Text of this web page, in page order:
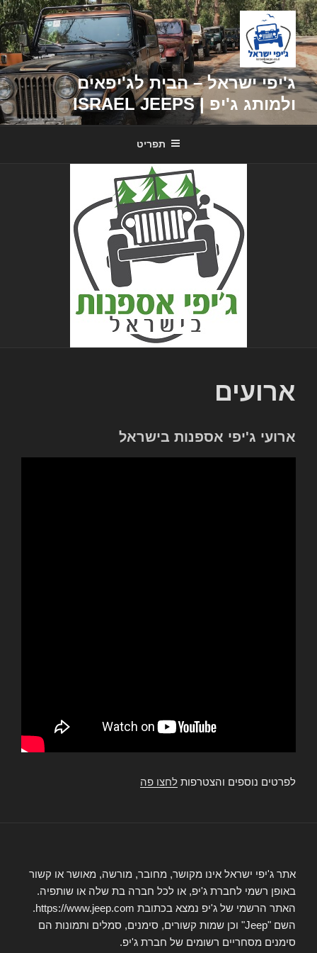
דילוג
לתוכן
ג'יפי ישראל – הבית לג'יפאים
ולמותג ג'יפ | ISRAEL JEEPS
תפריט
ארועים
ארועי ג'יפי אספנות בישראל
לפרטים נוספים והצטרפות לחצו פה
אתר ג'יפי ישראל אינו מקושר, מחובר, מורשה, מאושר או קשור
באופן רשמי לחברת ג'יפ, או לכל חברה בת שלה או שותפיה.
האתר הרשמי של ג'יפ נמצא בכתובת https://www.jeep.com.
השם "Jeep" וכן שמות קשורים, סימנים, סמלים ותמונות הם
סימנים מסחריים רשומים של חברת ג'יפ.